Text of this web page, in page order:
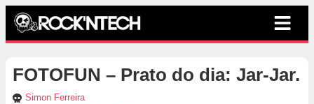
FOTOFUN – Prato do dia: Jar-Jar.
Simon Ferreira